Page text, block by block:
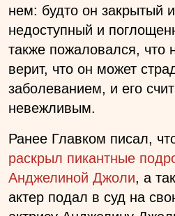
нем: будто он закрытый
недоступный и
также пожаловался, что
верит, что он может
заболеванием, и его
невежливым.
Ранее Главком писал,
раскрыл пикантные
Анджелиной Джоли, а
актер подал в суд на